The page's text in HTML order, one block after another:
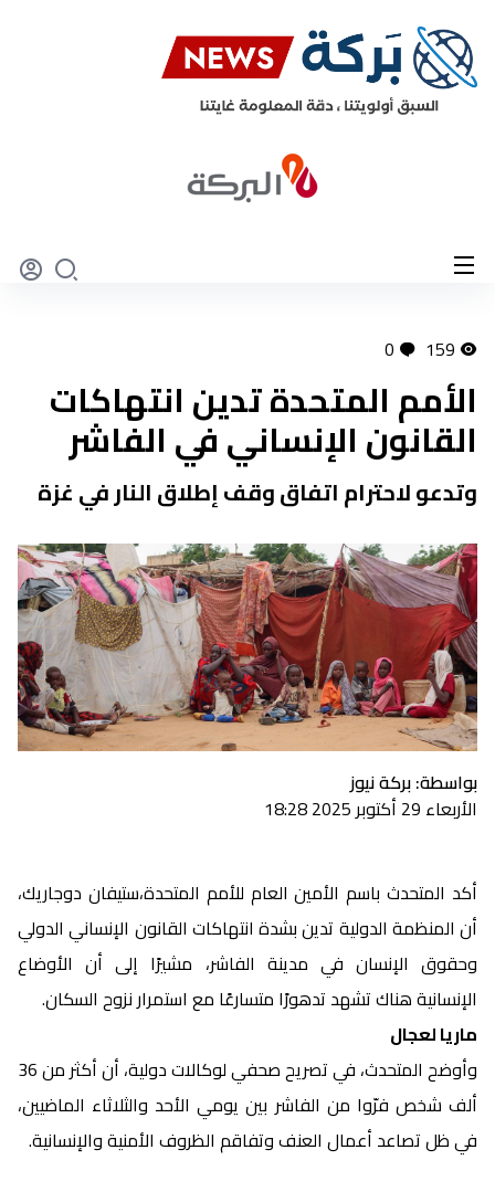
159
0
الأمم المتحدة تدين انتهاكات
القانون الإنساني في الفاشر
وتدعو لاحترام اتفاق وقف إطلاق النار في غزة
بواسطة: بركة نيوز
الأربعاء 29 أكتوبر 2025 18:28
أكد المتحدث باسم الأمين العام للأمم المتحدة،ستيفان دوجاريك،
أن المنظمة الدولية تدين بشدة انتهاكات القانون الإنساني الدولي
وحقوق الإنسان في مدينة الفاشر، مشيرًا إلى أن الأوضاع
الإنسانية هناك تشهد تدهورًا متسارعًا مع استمرار نزوح السكان.
ماريا لعجال
وأوضح المتحدث، في تصريح صحفي لوكالات دولية، أن أكثر من 36
ألف شخص فرّوا من الفاشر بين يومي الأحد والثلاثاء الماضيين،
في ظل تصاعد أعمال العنف وتفاقم الظروف الأمنية والإنسانية.